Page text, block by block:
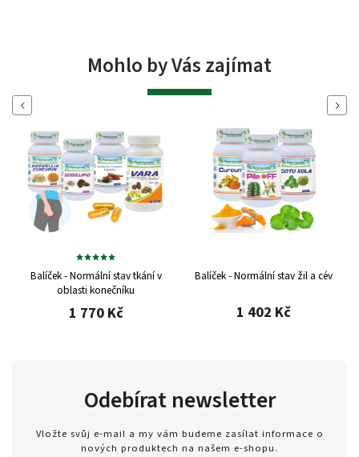
Mohlo by Vás zajímat
Previous Next
Balíček - Normální stav tkání v
oblasti konečníku
1 770 Kč
Balíček - Normální stav žil a cév
1 402 Kč
Odebírat newsletter
Vložte svůj e-mail a my vám budeme zasílat informace o
nových produktech na našem e-shopu.